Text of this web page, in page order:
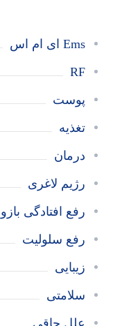
Ems ای ام اس
RF
پوست
تغذیه
درمان
رژیم لاغری
رفع افتادگی بازو
رفع سلولیت
زیبایی
سلامتی
علل چاقی